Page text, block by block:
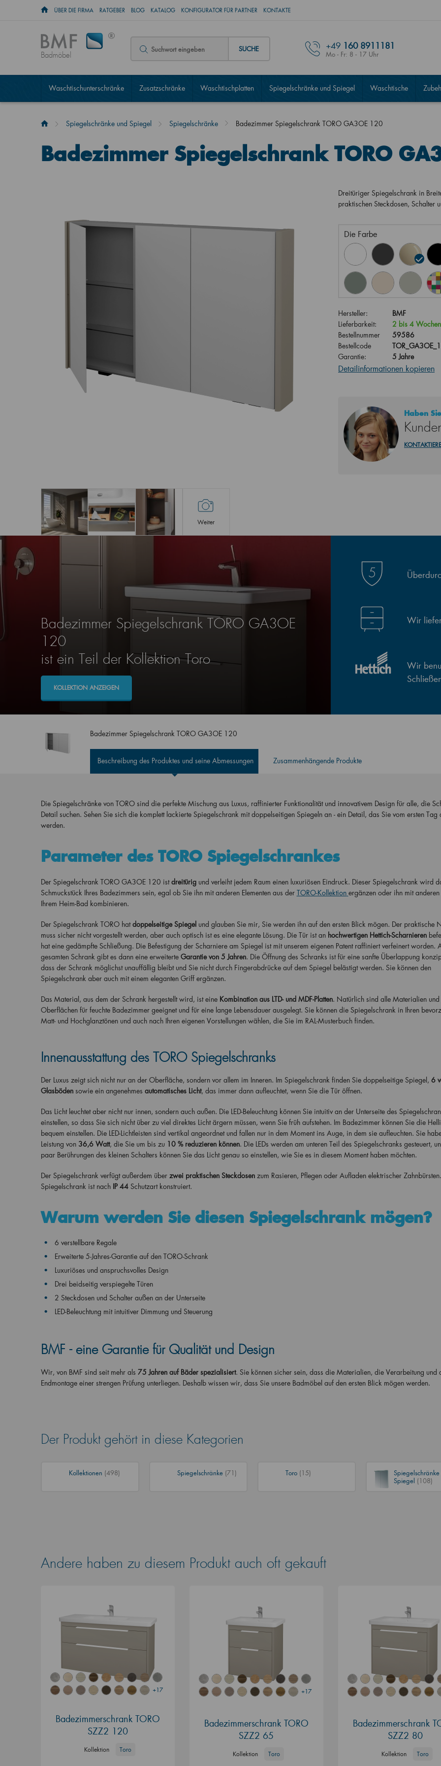
ÜBER DIE FIRMA RATGEBER BLOG KATALOG KONFIGURATOR FÜR PARTNER KONTAKTE
Badmöbel
SUCHE +49 160 8911181
Mo - Fr: 8 - 17 Uhr
Waschtischunterschränke Zusatzschränke Waschtischplatten Spiegelschränke und Spiegel Waschtische
Spiegelschränke und Spiegel Spiegelschränke Badezimmer Spiegelschrank TORO GA3OE 120
Badezimmer Spiegelschrank TORO
Weiter
Dreitüriger Spiegelschrank in
praktischen Steckdosen, Schalter
Die Farbe
Hersteller:
BMF
Lieferbarkeit:
2 bis 4 Wochen
Bestellnummer
59586
Bestellcode
Garantie:
5 Jahre
Detailinformationen kopieren
Haben
Badezimmer Spiegelschrank TORO GA3OE
120
ist ein Teil der Kollektion Toro
KOLLEKTION ANZEIGEN
Wir
Wir
Badezimmer Spiegelschrank TORO GA3OE 120
Beschreibung des Produktes und seine Abmessungen Zusammenhängende Produkte
Die Spiegelschränke von TORO sind die perfekte Mischung aus Luxus, raffinierter Funktionalität und innovativem Design für alle, die
Detail suchen. Sehen Sie sich die komplett lackierte Spiegelschrank mit doppelseitigen Spiegeln an - ein Detail, das Sie vom ersten Tag
werden.
Parameter des TORO Spiegelschrankes
Der Spiegelschrank TORO GA3OE 120 ist dreitürig und verleiht jedem Raum einen luxuriösen Eindruck. Dieser Spiegelschrank wird
Schmuckstück Ihres Badezimmers sein, egal ob Sie ihn mit anderen Elementen aus der TORO-Kollektion ergänzen oder ihn mit anderen
Ihrem Heim-Bad kombinieren.
Der Spiegelschrank TORO hat doppelseitige Spiegel und glauben Sie mir, Sie werden ihn auf den ersten Blick mögen. Der praktische
muss sicher nicht vorgestellt werden, aber auch optisch ist es eine elegante Lösung. Die Tür ist an hochwertigen Hettich-Scharnieren
hat eine gedämpfte Schließung. Die Befestigung der Scharniere am Spiegel ist mit unserem eigenen Patent raffiniert verfeinert worden.
gesamten Schrank gibt es dann eine erweiterte Garantie von 5 Jahren. Die Öffnung des Schranks ist für eine sanfte Überlappung
dass der Schrank möglichst unauffällig bleibt und Sie nicht durch Fingerabdrücke auf dem Spiegel belästigt werden. Sie können den
Spiegelschrank aber auch mit einem eleganten Griff ergänzen.
Das Material, aus dem der Schrank hergestellt wird, ist eine Kombination aus LTD- und MDF-Platten. Natürlich sind alle Materialien und
Oberflächen für feuchte Badezimmer geeignet und für eine lange Lebensdauer ausgelegt. Sie können die Spiegelschrank in Ihren
Matt- und Hochglanztönen und auch nach Ihren eigenen Vorstellungen wählen, die Sie im RAL-Musterbuch finden.
Innenausstattung des TORO Spiegelschranks
Der Luxus zeigt sich nicht nur an der Oberfläche, sondern vor allem im Inneren. Im Spiegelschrank finden Sie doppelseitige Spiegel, 6
Glasböden sowie ein angenehmes automatisches Licht, das immer dann aufleuchtet, wenn Sie die Tür öffnen.
Das Licht leuchtet aber nicht nur innen, sondern auch außen. Die LED-Beleuchtung können Sie intuitiv an der Unterseite des
einstellen, so dass Sie sich nicht über zu viel direktes Licht ärgern müssen, wenn Sie früh aufstehen. Im Badezimmer können Sie die
bequem einstellen. Die LED-Lichtleisten sind vertikal angeordnet und fallen nur in dem Moment ins Auge, in dem sie aufleuchten. Sie
Leistung von 36,6Watt, die Sie um bis zu 10 % reduzieren können. Die LEDs werden am unteren Teil des Spiegelschranks gesteuert,
paar Berührungen des kleinen Schalters können Sie das Licht genau so einstellen, wie Sie es in diesem Moment haben möchten.
Der Spiegelschrank verfügt außerdem über zwei praktischen Steckdosen zum Rasieren, Pflegen oder Aufladen elektrischer
Spiegelschrank ist nach IP 44 Schutzart konstruiert.
Warum werden Sie diesen Spiegelschrank mögen?
6 verstellbare Regale
Erweiterte 5-Jahres-Garantie auf den TORO-Schrank
Luxuriöses und anspruchsvolles Design
Drei beidseitig verspiegelte Türen
2 Steckdosen und Schalter außen an der Unterseite
LED-Beleuchtung mit intuitiver Dimmung und Steuerung
BMF - eine Garantie für Qualität und Design
Wir, von BMF sind seit mehr als 75 Jahren auf Bäder spezialisiert. Sie können sicher sein, dass die Materialien, die Verarbeitung und
Endmontage einer strengen Prüfung unterliegen. Deshalb wissen wir, dass Sie unsere Badmöbel auf den ersten Blick mögen werden.
Der Produkt gehört in diese Kategorien
Kollektionen (498) Spiegelschränke (71) Toro (15)
Spiegel (108)
Andere haben zu diesem Produkt auch oft gekauft
+17
Badezimmerschrank TORO
SZZ2 120
Kollektion Toro
+17
Badezimmerschrank TORO
SZZ2 65
Kollektion Toro
Badezimmerschrank
SZZ2 80
Kollektion Toro